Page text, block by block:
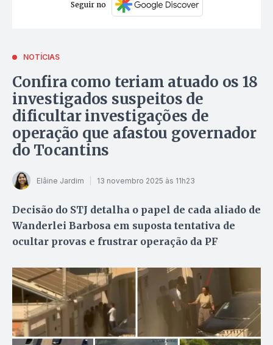
Seguir no
NOTÍCIAS
Confira como teriam atuado os 18
investigados suspeitos de
dificultar investigações de
operação que afastou governador
do Tocantins
Elâine Jardim 13 novembro 2025 às 11h23
Decisão do STJ detalha o papel de cada aliado de
Wanderlei Barbosa em suposta tentativa de
ocultar provas e frustrar operação da PF